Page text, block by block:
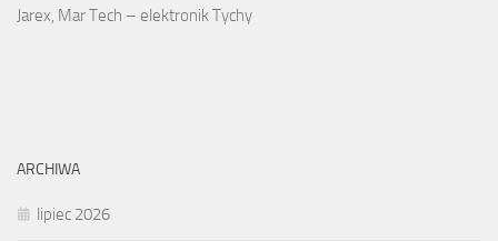
Jarex, Mar Tech – elektronik Tychy
ARCHIWA
lipiec 2026